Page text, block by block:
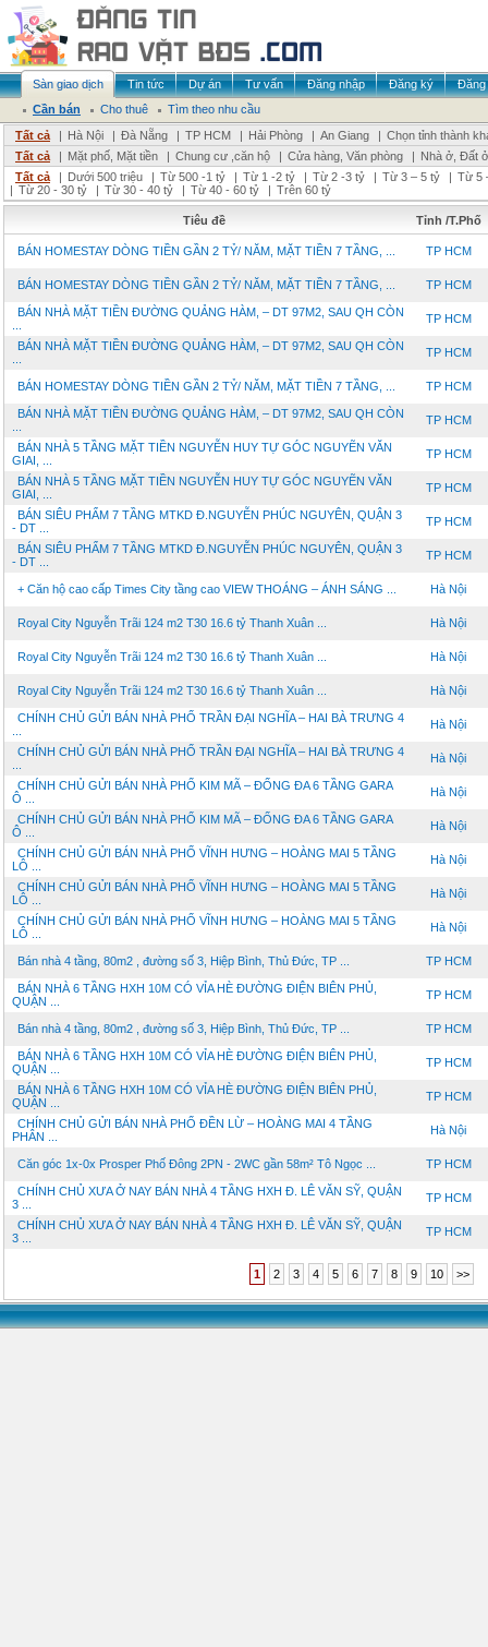
Sàn giao dịch Tin tức Dự án Tư vấn Đăng nhập Đăng ký
Đăng
Cần bán
Cho thuê
Tìm theo nhu cầu
Tất cả
| Hà Nội | Đà Nẵng | TP HCM | Hải Phòng | An Giang | Chọn tỉnh thành
Tất cả
| Mặt phố, Mặt tiền | Chung cư ,căn hộ | Cửa hàng, Văn phòng | Nhà ở, Đất ở
Tất cả
| Dưới 500 triệu | Từ 500 -1 tỷ | Từ 1 -2 tỷ | Từ 2 -3 tỷ | Từ 3 – 5 tỷ | Từ 5
| Từ 20 - 30 tỷ | Từ 30 - 40 tỷ | Từ 40 - 60 tỷ | Trên 60 tỷ
Tiêu đề Tỉnh /T.Phố
BÁN HOMESTAY DÒNG TIỀN GẦN 2 TỶ/ NĂM, MẶT TIỀN 7 TẦNG, ... TP HCM
BÁN HOMESTAY DÒNG TIỀN GẦN 2 TỶ/ NĂM, MẶT TIỀN 7 TẦNG, ... TP HCM
BÁN NHÀ MẶT TIỀN ĐƯỜNG QUẢNG HÀM, – DT 97M2, SAU QH CÒN
TP HCM
BÁN NHÀ MẶT TIỀN ĐƯỜNG QUẢNG HÀM, – DT 97M2, SAU QH CÒN
TP HCM
BÁN HOMESTAY DÒNG TIỀN GẦN 2 TỶ/ NĂM, MẶT TIỀN 7 TẦNG, ... TP HCM
BÁN NHÀ MẶT TIỀN ĐƯỜNG QUẢNG HÀM, – DT 97M2, SAU QH CÒN
TP HCM
BÁN NHÀ 5 TẦNG MẶT TIỀN NGUYỄN HUY TỰ GÓC NGUYẼN VĂN
GIAI, ...
TP HCM
BÁN NHÀ 5 TẦNG MẶT TIỀN NGUYỄN HUY TỰ GÓC NGUYẼN VĂN
GIAI, ...
TP HCM
BÁN SIÊU PHẨM 7 TẦNG MTKD Đ.NGUYỄN PHÚC NGUYÊN, QUẬN 3
- DT ...
TP HCM
BÁN SIÊU PHẨM 7 TẦNG MTKD Đ.NGUYỄN PHÚC NGUYÊN, QUẬN 3
- DT ...
TP HCM
+ Căn hộ cao cấp Times City tầng cao VIEW THOÁNG – ÁNH SÁNG ... Hà Nội
Royal City Nguyễn Trãi 124 m2 T30 16.6 tỷ Thanh Xuân ... Hà Nội
Royal City Nguyễn Trãi 124 m2 T30 16.6 tỷ Thanh Xuân ... Hà Nội
Royal City Nguyễn Trãi 124 m2 T30 16.6 tỷ Thanh Xuân ... Hà Nội
CHÍNH CHỦ GỬI BÁN NHÀ PHỐ TRẦN ĐẠI NGHĨA – HAI BÀ TRƯNG 4
Hà Nội
CHÍNH CHỦ GỬI BÁN NHÀ PHỐ TRẦN ĐẠI NGHĨA – HAI BÀ TRƯNG 4
Hà Nội
CHÍNH CHỦ GỬI BÁN NHÀ PHỐ KIM MÃ – ĐỐNG ĐA 6 TẦNG GARA
Ô ...
Hà Nội
CHÍNH CHỦ GỬI BÁN NHÀ PHỐ KIM MÃ – ĐỐNG ĐA 6 TẦNG GARA
Ô ...
Hà Nội
CHÍNH CHỦ GỬI BÁN NHÀ PHỐ VĨNH HƯNG – HOÀNG MAI 5 TẦNG
LÔ ...
Hà Nội
CHÍNH CHỦ GỬI BÁN NHÀ PHỐ VĨNH HƯNG – HOÀNG MAI 5 TẦNG
LÔ ...
Hà Nội
CHÍNH CHỦ GỬI BÁN NHÀ PHỐ VĨNH HƯNG – HOÀNG MAI 5 TẦNG
LÔ ...
Hà Nội
Bán nhà 4 tầng, 80m2 , đường số 3, Hiệp Bình, Thủ Đức, TP ... TP HCM
BÁN NHÀ 6 TẦNG HXH 10M CÓ VỈA HÈ ĐƯỜNG ĐIỆN BIÊN PHỦ,
QUẬN ...
TP HCM
Bán nhà 4 tầng, 80m2 , đường số 3, Hiệp Bình, Thủ Đức, TP ... TP HCM
BÁN NHÀ 6 TẦNG HXH 10M CÓ VỈA HÈ ĐƯỜNG ĐIỆN BIÊN PHỦ,
QUẬN ...
TP HCM
BÁN NHÀ 6 TẦNG HXH 10M CÓ VỈA HÈ ĐƯỜNG ĐIỆN BIÊN PHỦ,
QUẬN ...
TP HCM
CHÍNH CHỦ GỬI BÁN NHÀ PHỐ ĐỀN LỪ – HOÀNG MAI 4 TẦNG
PHÂN ...
Hà Nội
Căn góc 1x-0x Prosper Phố Đông 2PN - 2WC gần 58m² Tô Ngọc ... TP HCM
CHÍNH CHỦ XƯA Ở NAY BÁN NHÀ 4 TẦNG HXH Đ. LÊ VĂN SỸ, QUẬN
3 ...
TP HCM
CHÍNH CHỦ XƯA Ở NAY BÁN NHÀ 4 TẦNG HXH Đ. LÊ VĂN SỸ, QUẬN
3 ...
TP HCM
1 2 3 4 5 6 7 8 9 10 >>